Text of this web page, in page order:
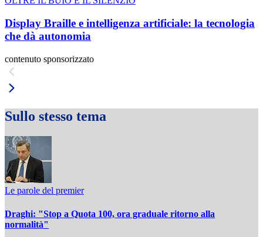
Display Braille e intelligenza artificiale: la tecnologia
che dà autonomia
contenuto sponsorizzato
Sullo stesso tema
Le parole del premier
Draghi: "Stop a Quota 100, ora graduale ritorno alla
normalità"